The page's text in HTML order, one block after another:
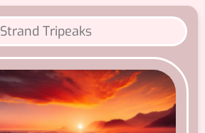
Strand Tripeaks